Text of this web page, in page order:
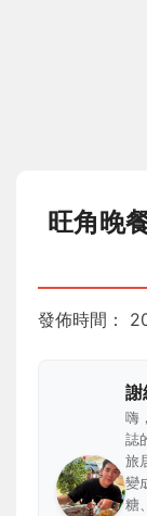
旺角晚
發佈時間：
謝
嗨
誌
旅
變
糖